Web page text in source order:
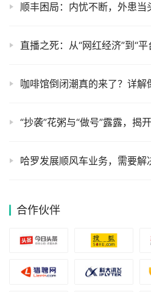
顺丰困局：内忧不断，外患当
直播之死：从“网红经济”到“平
咖啡馆倒闭潮真的来了？详解
“抄袭”花粥与“做号”露露，揭
哈罗发展顺风车业务，需要解
合作伙伴